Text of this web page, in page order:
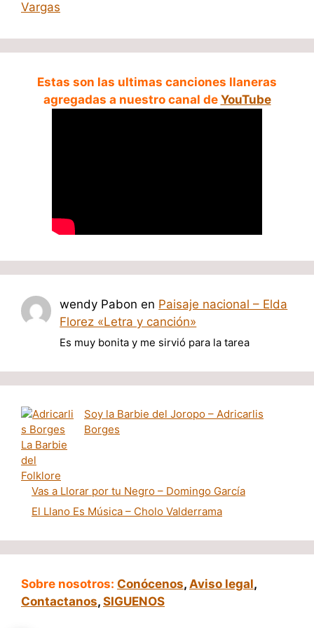
Vargas
Estas son las ultimas canciones llaneras
agregadas a nuestro canal de YouTube
wendy Pabon en Paisaje nacional – Elda
Florez «Letra y canción»
Es muy bonita y me sirvió para la tarea
Soy la Barbie del Joropo – Adricarlis
Borges
Vas a Llorar por tu Negro – Domingo García
El Llano Es Música – Cholo Valderrama
Sobre nosotros: Conócenos, Aviso legal,
Contactanos, SIGUENOS